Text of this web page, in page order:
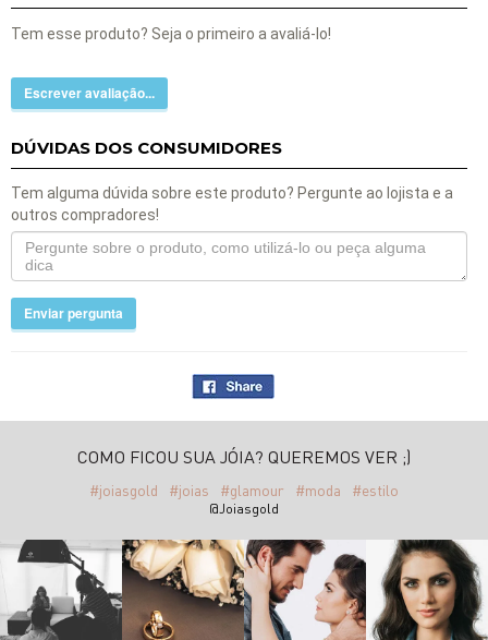
Tem esse produto? Seja o primeiro a avaliá-lo!
Escrever avaliação...
DÚVIDAS DOS CONSUMIDORES
Tem alguma dúvida sobre este produto? Pergunte ao lojista e a
outros compradores!
Enviar pergunta
COMO FICOU SUA JÓIA? QUEREMOS VER ;)
#joiasgold #joias #glamour #moda #estilo
@Joiasgold